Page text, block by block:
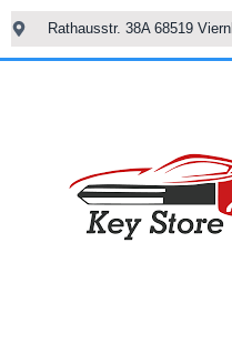
Rathausstr. 38A 68519